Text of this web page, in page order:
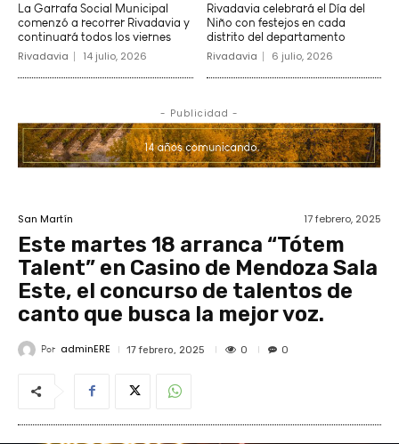
La Garrafa Social Municipal
comenzó a recorrer Rivadavia y
continuará todos los viernes
Rivadavia 14 julio, 2026
Rivadavia celebrará el Día del
Niño con festejos en cada
distrito del departamento
Rivadavia 6 julio, 2026
- Publicidad -